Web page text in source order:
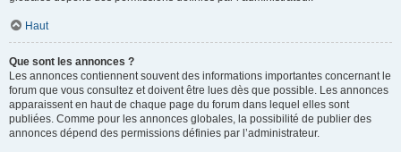
Haut
Que sont les annonces ?
Les annonces contiennent souvent des informations importantes concernant le
forum que vous consultez et doivent être lues dès que possible. Les annonces
apparaissent en haut de chaque page du forum dans lequel elles sont
publiées. Comme pour les annonces globales, la possibilité de publier des
annonces dépend des permissions définies par l’administrateur.